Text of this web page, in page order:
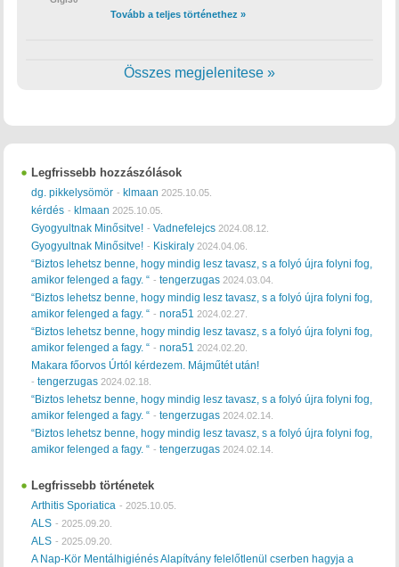
Tovább a teljes történethez »
Összes megjelenitese »
Legfrissebb hozzászólások
dg. pikkelysömör - klmaan 2025.10.05.
kérdés - klmaan 2025.10.05.
Gyogyultnak Minősitve! -Vadnefelejcs 2024.08.12.
Gyogyultnak Minősitve! - Kiskiraly 2024.04.06.
“Biztos lehetsz benne, hogy mindig lesz tavasz, s a folyó újra folyni fog,
amikor felenged a fagy. “ -tengerzugas 2024.03.04.
“Biztos lehetsz benne, hogy mindig lesz tavasz, s a folyó újra folyni fog,
amikor felenged a fagy. “ -nora51 2024.02.27.
“Biztos lehetsz benne, hogy mindig lesz tavasz, s a folyó újra folyni fog,
amikor felenged a fagy. “ -nora51 2024.02.20.
Makara főorvos Úrtól kérdezem. Májműtét után!
-tengerzugas 2024.02.18.
“Biztos lehetsz benne, hogy mindig lesz tavasz, s a folyó újra folyni fog,
amikor felenged a fagy. “ -tengerzugas 2024.02.14.
“Biztos lehetsz benne, hogy mindig lesz tavasz, s a folyó újra folyni fog,
amikor felenged a fagy. “ -tengerzugas 2024.02.14.
Legfrissebb történetek
Arthitis Sporiatica - 2025.10.05.
ALS - 2025.09.20.
ALS - 2025.09.20.
A Nap-Kör Mentálhigiénés Alapítvány felelőtlenül cserben hagyja a